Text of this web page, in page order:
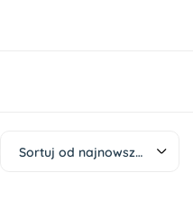
Sortuj od najnowszych